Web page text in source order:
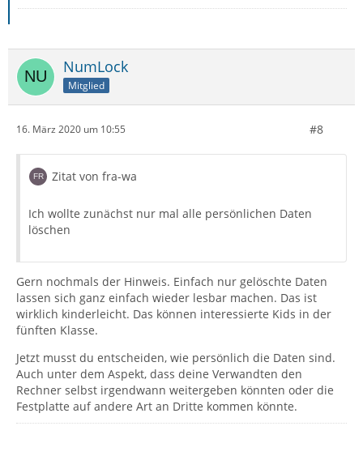
NumLock
Mitglied
16. März 2020 um 10:55 #8
Zitat von fra-wa
Ich wollte zunächst nur mal alle persönlichen Daten
löschen
Gern nochmals der Hinweis. Einfach nur gelöschte Daten
lassen sich ganz einfach wieder lesbar machen. Das ist
wirklich kinderleicht. Das können interessierte Kids in der
fünften Klasse.
Jetzt musst du entscheiden, wie persönlich die Daten sind.
Auch unter dem Aspekt, dass deine Verwandten den
Rechner selbst irgendwann weitergeben könnten oder die
Festplatte auf andere Art an Dritte kommen könnte.